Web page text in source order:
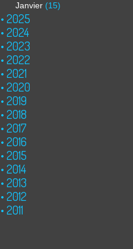
Janvier (15)
2025
2024
2023
2022
2021
2020
2019
2018
2017
2016
2015
2014
2013
2012
2011